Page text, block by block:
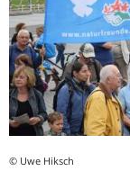
© Uwe Hiksch